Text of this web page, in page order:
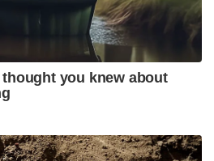
ചൈന നേരിടുന്ന മറ്റൊരു
Scuffle Sainikam